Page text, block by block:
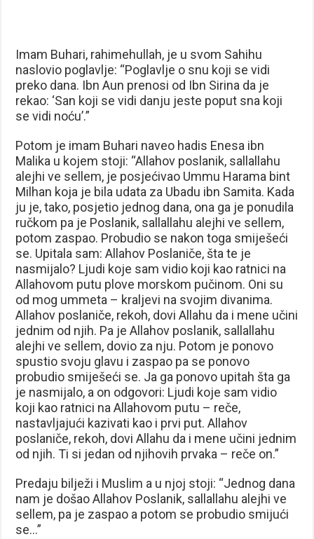
Imam Buhari, rahimehullah, je u svom Sahihu
naslovio poglavlje: “Poglavlje o snu koji se vidi
preko dana. Ibn Aun prenosi od Ibn Sirina da je
rekao: ‘San koji se vidi danju jeste poput sna koji
se vidi noću’.”
Potom je imam Buhari naveo hadis Enesa ibn
Malika u kojem stoji: “Allahov poslanik, sallallahu
alejhi ve sellem, je posjećivao Ummu Harama bint
Milhan koja je bila udata za Ubadu ibn Samita. Kada
ju je, tako, posjetio jednog dana, ona ga je ponudila
ručkom pa je Poslanik, sallallahu alejhi ve sellem,
potom zaspao. Probudio se nakon toga smiješeći
se. Upitala sam: Allahov Poslaniče, šta te je
nasmijalo? Ljudi koje sam vidio koji kao ratnici na
Allahovom putu plove morskom pučinom. Oni su
od mog ummeta – kraljevi na svojim divanima.
Allahov poslaniče, rekoh, dovi Allahu da i mene učini
jednim od njih. Pa je Allahov poslanik, sallallahu
alejhi ve sellem, dovio za nju. Potom je ponovo
spustio svoju glavu i zaspao pa se ponovo
probudio smiješeći se. Ja ga ponovo upitah šta ga
je nasmijalo, a on odgovori: Ljudi koje sam vidio
koji kao ratnici na Allahovom putu – reče,
nastavljajući kazivati kao i prvi put. Allahov
poslaniče, rekoh, dovi Allahu da i mene učini jednim
od njih. Ti si jedan od njihovih prvaka – reče on.”
Predaju bilježi i Muslim a u njoj stoji: “Jednog dana
nam je došao Allahov Poslanik, sallallahu alejhi ve
sellem, pa je zaspao a potom se probudio smijući
se…”